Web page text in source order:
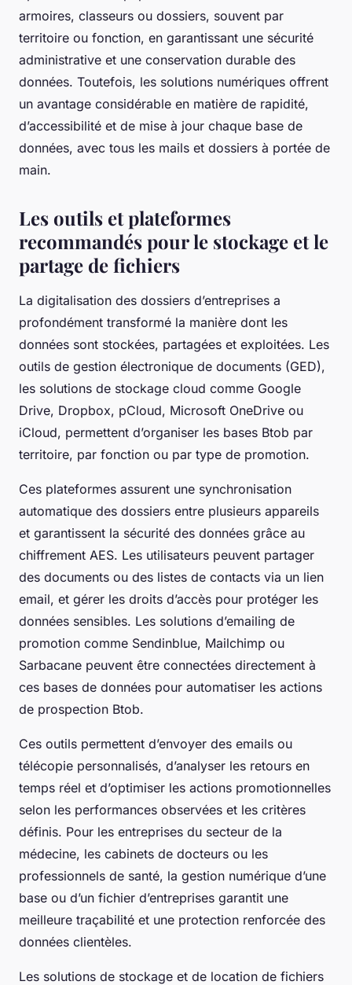
armoires, classeurs ou dossiers, souvent par
territoire ou fonction, en garantissant une sécurité
administrative et une conservation durable des
données. Toutefois, les solutions numériques offrent
un avantage considérable en matière de rapidité,
d’accessibilité et de mise à jour chaque base de
données, avec tous les mails et dossiers à portée de
main.
Les outils et plateformes
recommandés pour le stockage et le
partage de fichiers
La digitalisation des dossiers d’entreprises a
profondément transformé la manière dont les
données sont stockées, partagées et exploitées. Les
outils de gestion électronique de documents (GED),
les solutions de stockage cloud comme Google
Drive, Dropbox, pCloud, Microsoft OneDrive ou
iCloud, permettent d’organiser les bases Btob par
territoire, par fonction ou par type de promotion.
Ces plateformes assurent une synchronisation
automatique des dossiers entre plusieurs appareils
et garantissent la sécurité des données grâce au
chiffrement AES. Les utilisateurs peuvent partager
des documents ou des listes de contacts via un lien
email, et gérer les droits d’accès pour protéger les
données sensibles. Les solutions d’emailing de
promotion comme Sendinblue, Mailchimp ou
Sarbacane peuvent être connectées directement à
ces bases de données pour automatiser les actions
de prospection Btob.
Ces outils permettent d’envoyer des emails ou
télécopie personnalisés, d’analyser les retours en
temps réel et d’optimiser les actions promotionnelles
selon les performances observées et les critères
définis. Pour les entreprises du secteur de la
médecine, les cabinets de docteurs ou les
professionnels de santé, la gestion numérique d’une
base ou d’un fichier d’entreprises garantit une
meilleure traçabilité et une protection renforcée des
données clientèles.
Les solutions de stockage et de location de fichiers